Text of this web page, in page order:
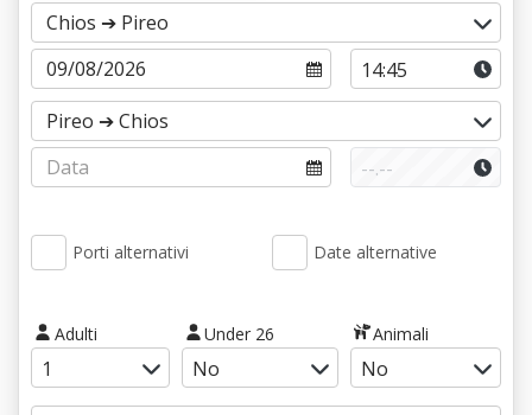
Porti alternativi Date alternative
Adulti Under 26 Animali